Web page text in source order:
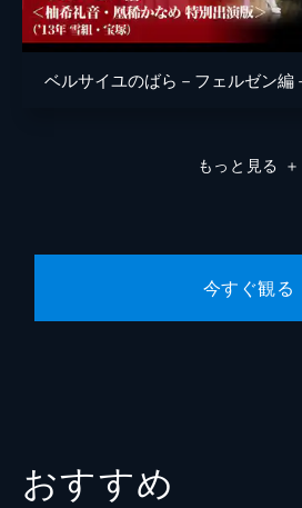
もっと見る ＋
今すぐ観る
おすすめ